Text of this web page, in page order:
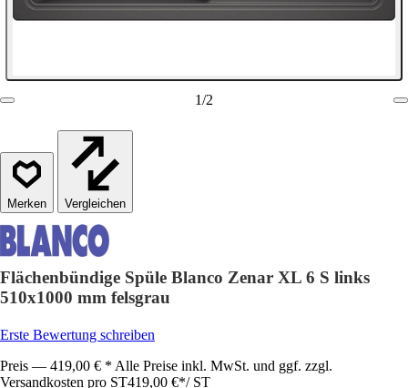
1/2
Vergleichen
Flächenbündige Spüle Blanco Zenar XL 6 S links
510x1000 mm felsgrau
Erste Bewertung schreiben
Preis — 419,00 € * Alle Preise inkl. MwSt. und ggf. zzgl.
Versandkosten pro ST419,00 €*/ ST